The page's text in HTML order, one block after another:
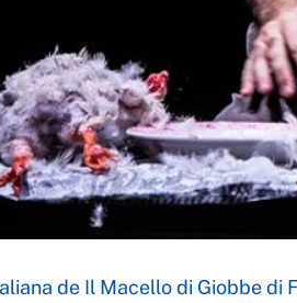
de Il Macello di Giobbe di